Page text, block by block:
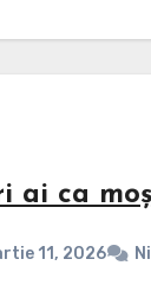
ai ca
11, 2026